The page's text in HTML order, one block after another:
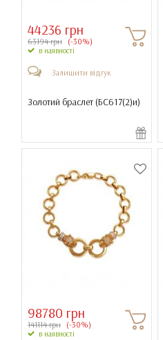
44236 грн
63194 грн (-30%)
в наявності
Залишити відгук
Золотий браслет (БС617(2)и)
98780 грн
141114 грн (-30%)
в наявності